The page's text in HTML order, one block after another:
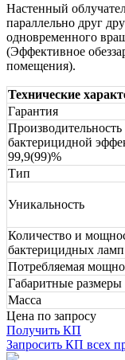
Настенный
параллельно друг
одновременного
(Эффективное
помещения).
Технические
Гарантия
бактерицидной
99,9(99)%
Тип
Уникальность
Количество и
бактерицидных ламп
Потребляемая
Габаритные размеры
Масса
Цена по запросу
Получить КП
Запросить КП всех